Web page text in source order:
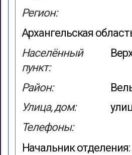
Регион:
Архангельская
Населённый
пункт:
Район:
Улица, дом:
Телефоны:
Начальник отделения: